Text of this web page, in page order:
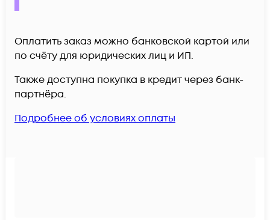
Оплатить заказ можно банковской картой или
по счёту для юридических лиц и ИП.
Также доступна покупка в кредит через банк-
партнёра.
Подробнее об условиях оплаты